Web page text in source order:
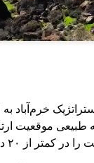
خرم‌آباد
طبیعی موقعیت